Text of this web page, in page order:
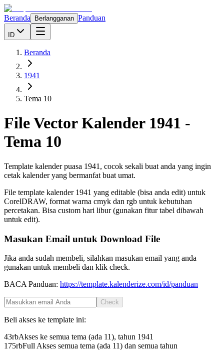
Beranda Berlangganan Panduan
ID
Beranda
1941
Tema 10
File Vector Kalender 1941 -
Tema 10
Template kalender puasa 1941, cocok sekali buat anda yang ingin
cetak kalender yang bermanfat buat umat.
File template kalender 1941 yang editable (bisa anda edit) untuk
CorelDRAW, format warna cmyk dan rgb untuk kebutuhan
percetakan. Bisa custom hari libur (gunakan fitur tabel dibawah
untuk edit).
Masukan Email untuk Download File
Jika anda sudah membeli, silahkan masukan email yang anda
gunakan untuk membeli dan klik check.
BACA Panduan: https://template.kalenderize.com/id/panduan
Check
Beli akses ke template ini:
43rbAkses ke semua tema (ada 11), tahun 1941
175rbFull Akses semua tema (ada 11) dan semua tahun